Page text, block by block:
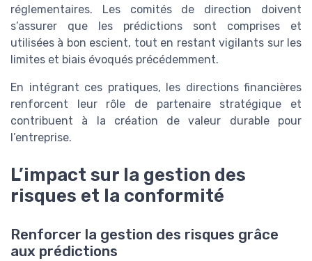
réglementaires. Les comités de direction doivent
s’assurer que les prédictions sont comprises et
utilisées à bon escient, tout en restant vigilants sur les
limites et biais évoqués précédemment.
En intégrant ces pratiques, les directions financières
renforcent leur rôle de partenaire stratégique et
contribuent à la création de valeur durable pour
l’entreprise.
L’impact sur la gestion des
risques et la conformité
Renforcer la gestion des risques grâce
aux prédictions